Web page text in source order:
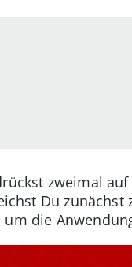
zweimal
Du zunächst
die